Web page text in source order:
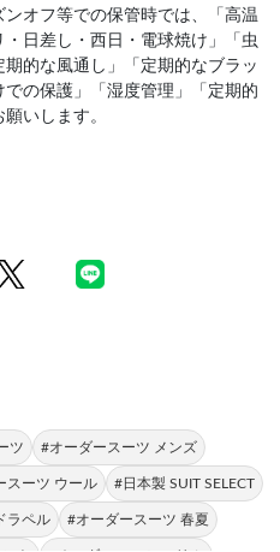
オフ等での保管時では、「高温
日差し・西日・電球焼け」「虫
的な風通し」「定期的なブラッ
の保護」「湿度管理」「定期的
いします。
ツ #オーダースーツ メンズ
スーツ ウール #日本製 SUIT SELECT
ラペル #オーダースーツ 春夏